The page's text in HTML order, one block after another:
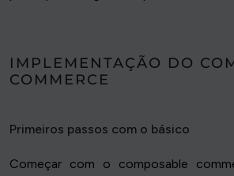
IMPLEMENTAÇÃO DO
COMMERCE
Primeiros passos com o básico
Começar com o composable